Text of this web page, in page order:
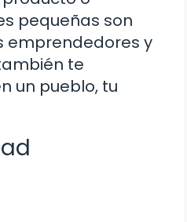
pequeñas son
emprendedores y
te
un pueblo, tu